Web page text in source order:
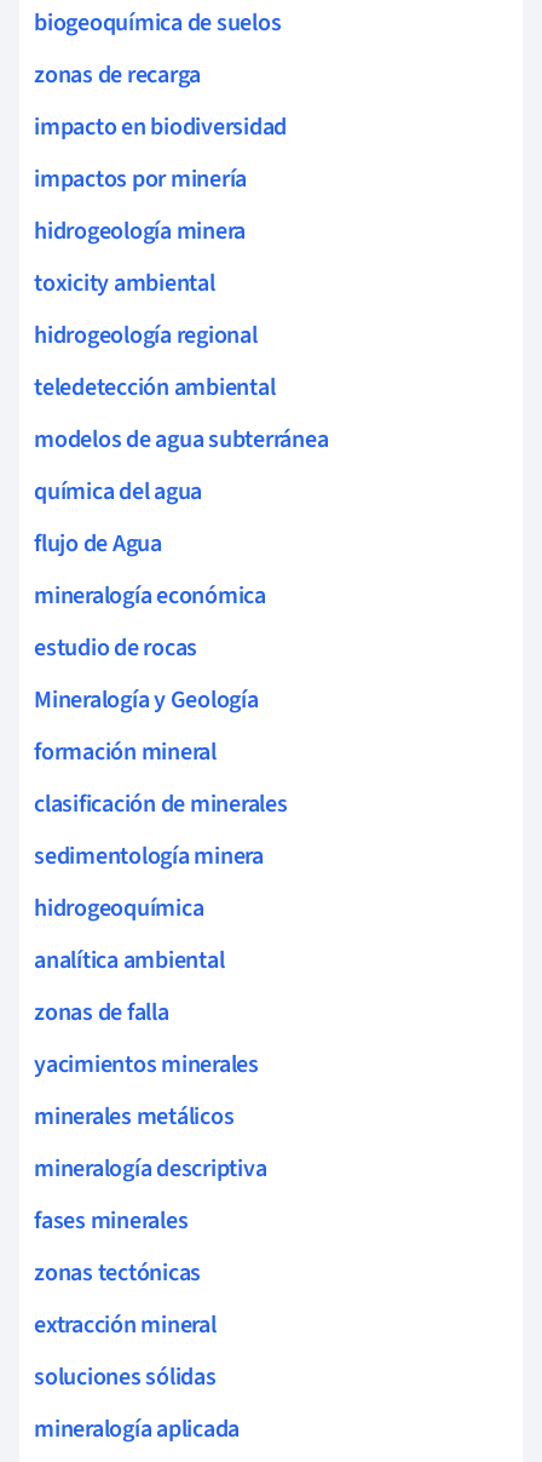
biogeoquímica de suelos
zonas de recarga
impacto en biodiversidad
impactos por minería
hidrogeología minera
toxicity ambiental
hidrogeología regional
teledetección ambiental
modelos de agua subterránea
química del agua
flujo de Agua
mineralogía económica
estudio de rocas
Mineralogía y Geología
formación mineral
clasificación de minerales
sedimentología minera
hidrogeoquímica
analítica ambiental
zonas de falla
yacimientos minerales
minerales metálicos
mineralogía descriptiva
fases minerales
zonas tectónicas
extracción mineral
soluciones sólidas
mineralogía aplicada